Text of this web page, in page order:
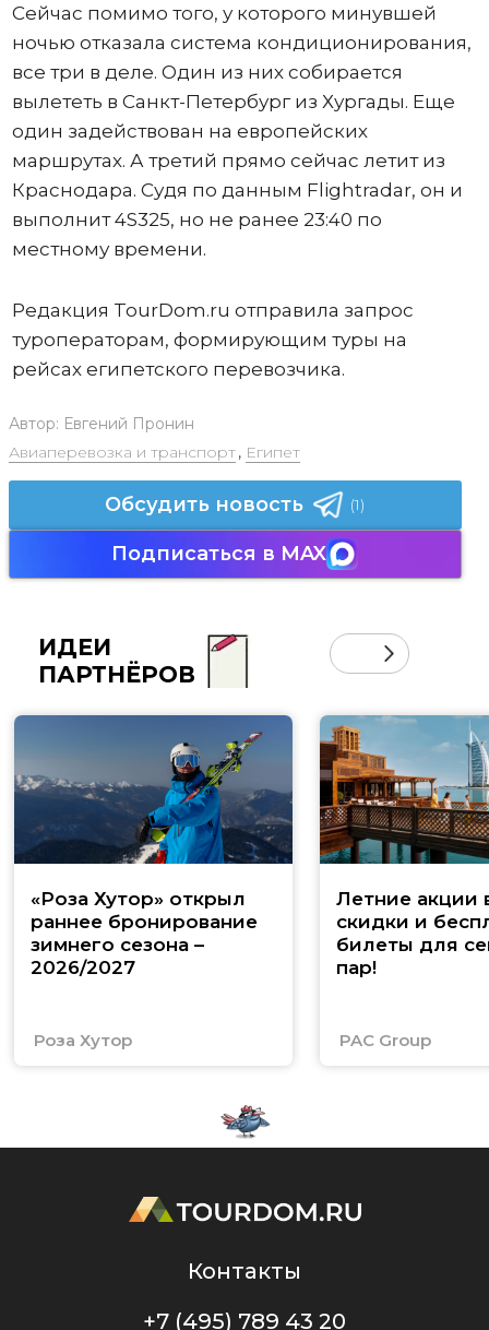
Сейчас помимо того, у которого минувшей
ночью отказала система кондиционирования,
все три в деле. Один из них собирается
вылететь в Санкт-Петербург из Хургады. Еще
один задействован на европейских
маршрутах. А третий прямо сейчас летит из
Краснодара. Судя по данным Flightradar, он и
выполнит 4S325, но не ранее 23:40 по
местному времени.
Редакция TourDom.ru отправила запрос
туроператорам, формирующим туры на
рейсах египетского перевозчика.
Автор: Евгений Пронин
Авиаперевозка и транспорт, Египет
Обсудить новость (1)
Подписаться в MAX
ИДЕИ
ПАРТНЁРОВ
«Роза Хутор» открыл
раннее бронирование
зимнего сезона –
2026/2027
Роза Хутор
Летние акции
скидки и
билеты для
пар!
PAC Group
Контакты
+7 (495) 789 43 20